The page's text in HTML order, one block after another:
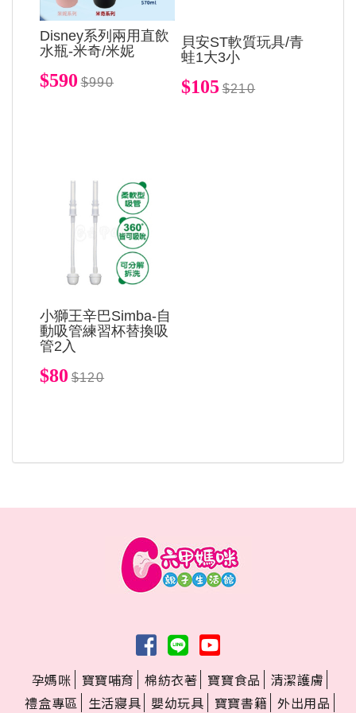
Disney系列兩用直飲
水瓶-米奇/米妮
$590 $990
貝安ST軟質玩具/青
蛙1大3小
$105 $210
小獅王辛巴Simba-自
動吸管練習杯替換吸
管2入
$80 $120
孕媽咪 寶寶哺育 棉紡衣著 寶寶食品
清潔護膚
禮盒專區
生活寢具 嬰幼玩具 寶寶書籍 外出用品